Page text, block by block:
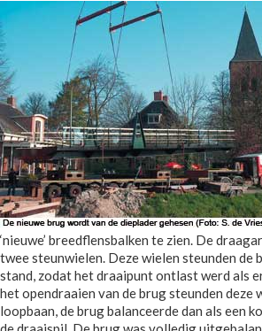
‘nieuwe’ breedflensbalken te zien. De
twee steunwielen. Deze wielen steunden de
stand, zodat het draaipunt ontlast werd als
het opendraaien van de brug steunden deze
loopbaan, de brug balanceerde dan als een